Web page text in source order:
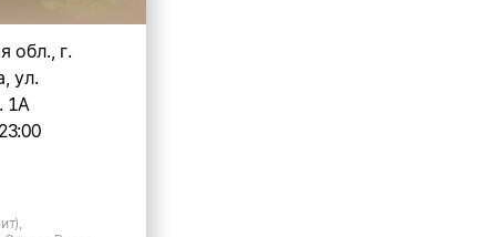
обл., г.
ул.
1А